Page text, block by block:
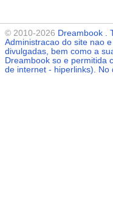
© 2010-2026 Dreambook .
Administracao do site nao
divulgadas, bem como a
Dreambook so e permitida
de internet - hiperlinks). No